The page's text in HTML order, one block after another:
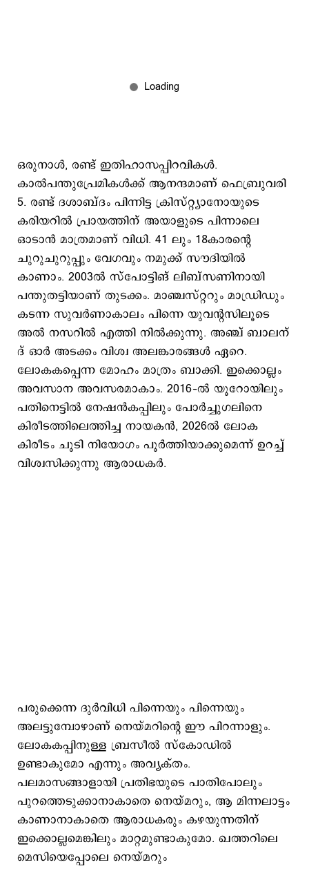
ഒരുനാള്‍, രണ്ട് ഇതിഹാസപ്പിറവികള്‍.
കാല്‍പന്തുപ്രേമികള്‍ക്ക് ആനന്ദമാണ് ഫെബ്രുവരി
5. രണ്ട് ദശാബ്ദം പിന്നിട്ട ക്രിസ്റ്റ്യാനോയുടെ
കരിയറില്‍ പ്രായത്തിന് അയാളുടെ പിന്നാലെ
ഒാടാന്‍ മാത്രമാണ് വിധി. 41 ലും 18കാരന്‍റെ
ചുറുചുറുപ്പും വേഗവും നമുക്ക് സൗദിയില്‍
കാണാം. 2003ല്‍ സ്പോട്ടിങ് ലിബ്സണിനായി
പന്തുതട്ടിയാണ് തുടക്കം. മാഞ്ചസ്റ്ററും മാഡ്രിഡും
കടന്ന സുവര്‍ണാകാലം പിന്നെ യുവന്‍റസിലൂടെ
അല്‍ നസറില്‍ എത്തി നില്‍‌ക്കുന്നു. അ​ഞ്ച് ബാലന്‌
ദ് ഓര്‍ അടക്കം വിശ്വ അലങ്കാരങ്ങള്‍ ഏറെ.
ലോകകപ്പെന്ന മോഹം മാത്രം ബാക്കി. ഇക്കൊല്ലം
അവസാന അവസരമാകാം. 2016–ല്‍ യൂറോയിലും
പതിനെട്ടില്‍ നേഷന്‍കപ്പിലും പോര്‍ച്ചുഗലിനെ
കിരീടത്തിലെത്തിച്ച നായകന്‍, 2026ല്‍ ലോക
കിരീടം ചൂടി നിയോഗം പൂര്‍ത്തിയാക്കുമെന്ന് ഉറച്ച്
വിശ്വസിക്കുന്നു ആരാധകര്‍.
പരുക്കെന്ന ദുര്‍വിധി പിന്നെയും പിന്നെയും
അലട്ടുമ്പോഴാണ് നെയ്മറിന്‍റെ ഈ പിറന്നാളും.
ലോകകപ്പിനുള്ള ബ്രസീല്‍ സ്കോഡില്‍
ഉണ്ടാകുമോ എന്നും അവ്യക്തം.
പലമാസങ്ങാളായി പ്രതിഭയുടെ പാതിപോലും
പുറത്തെടുക്കാനാകാതെ നെയ്മറും, ആ മിന്നലാട്ടം
കാണാനാകാതെ ആരാധകരും കഴയുന്നതിന്
ഇക്കൊല്ലമെങ്കിലും മാറ്റമുണ്ടാകുമോ. ഖത്തറിലെ
മെസിയെപ്പോലെ നെയ്മറും